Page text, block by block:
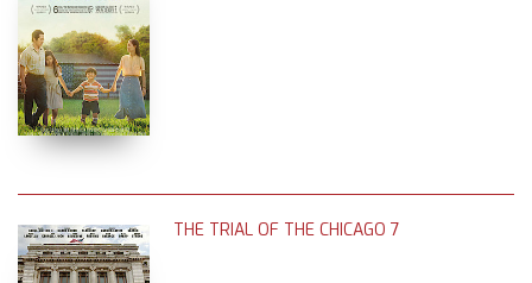
THE TRIAL OF THE CHICAGO 7